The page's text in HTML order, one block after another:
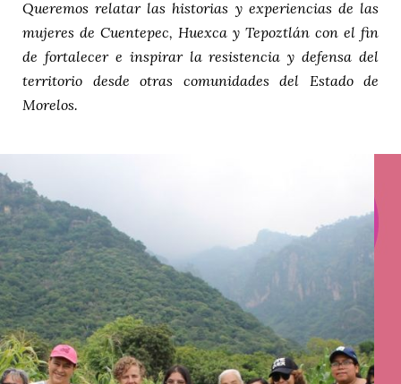
Queremos relatar las historias y experiencias de las
mujeres de Cuentepec, Huexca y Tepoztlán con el fin
de fortalecer e inspirar la resistencia y defensa del
territorio desde otras comunidades del Estado de
Morelos.